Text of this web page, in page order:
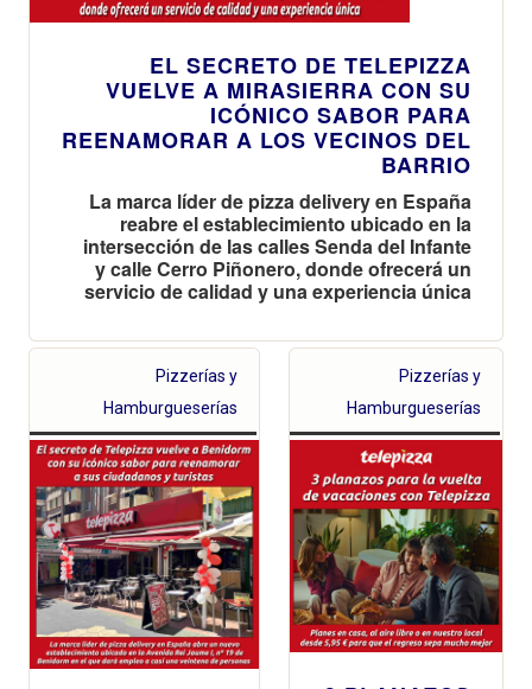
EL SECRETO DE TELEPIZZA
VUELVE A MIRASIERRA CON SU
ICÓNICO SABOR PARA
REENAMORAR A LOS VECINOS DEL
BARRIO
La marca líder de pizza delivery en España
reabre el establecimiento ubicado en la
intersección de las calles Senda del Infante
y calle Cerro Piñonero, donde ofrecerá un
servicio de calidad y una experiencia única
Pizzerías y
Hamburgueserías
Pizzerías y
Hamburgueserías